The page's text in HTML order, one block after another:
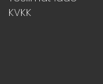
KVKK